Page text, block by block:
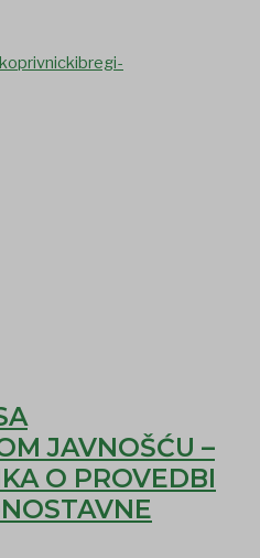
JAVNOŠĆU –
O PROVEDBI